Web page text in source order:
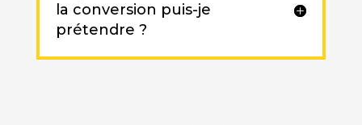
la conversion puis-je
prétendre ?